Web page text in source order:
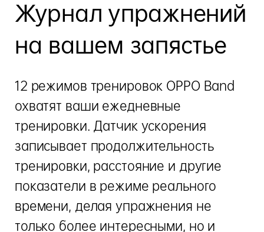
Журнал упражнений
на вашем запястье
12 режимов тренировок OPPO Band
охватят ваши ежедневные
тренировки. Датчик ускорения
записывает продолжительность
тренировки, расстояние и другие
показатели в режиме реального
времени, делая упражнения не
только более интересными, но и